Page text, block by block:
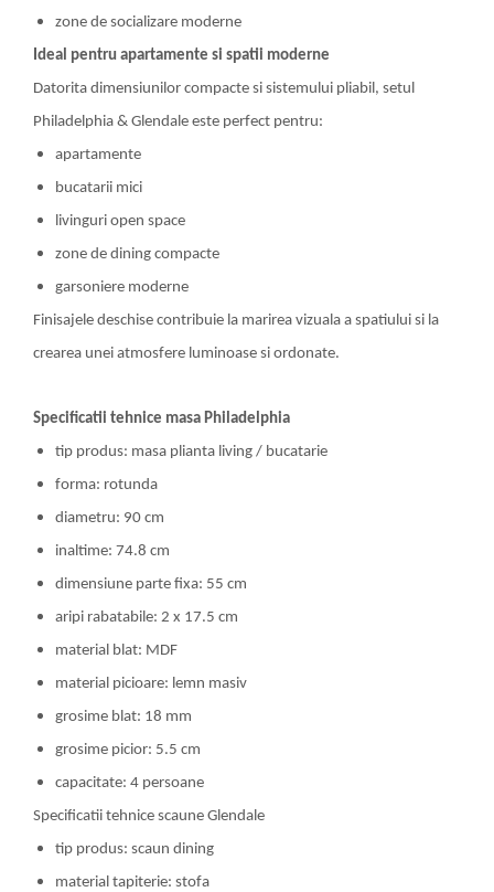
zone de socializare moderne
Ideal pentru apartamente si spatii moderne
Datorita dimensiunilor compacte si sistemului pliabil, setul
Philadelphia & Glendale este perfect pentru:
apartamente
bucatarii mici
livinguri open space
zone de dining compacte
garsoniere moderne
Finisajele deschise contribuie la marirea vizuala a spatiului si la
crearea unei atmosfere luminoase si ordonate.
Specificatii tehnice masa Philadelphia
tip produs: masa plianta living / bucatarie
forma: rotunda
diametru: 90 cm
inaltime: 74.8 cm
dimensiune parte fixa: 55 cm
aripi rabatabile: 2 x 17.5 cm
material blat: MDF
material picioare: lemn masiv
grosime blat: 18 mm
grosime picior: 5.5 cm
capacitate: 4 persoane
Specificatii tehnice scaune Glendale
tip produs: scaun dining
material tapiterie: stofa